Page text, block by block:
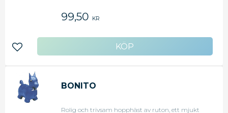
99,50 KR
Lägg till i favoriter
BONITO
Rolig och trivsam hopphäst av ruton, ett mjukt